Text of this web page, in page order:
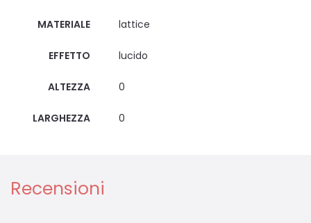
MATERIALE lattice
EFFETTO lucido
ALTEZZA 0
LARGHEZZA 0
Recensioni